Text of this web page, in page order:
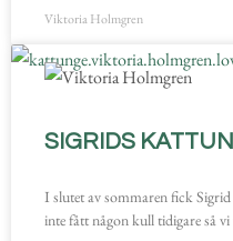
Viktoria Holmgren
SIGRIDS
I slutet av sommaren fick
inte fått någon kull tidigare så vi